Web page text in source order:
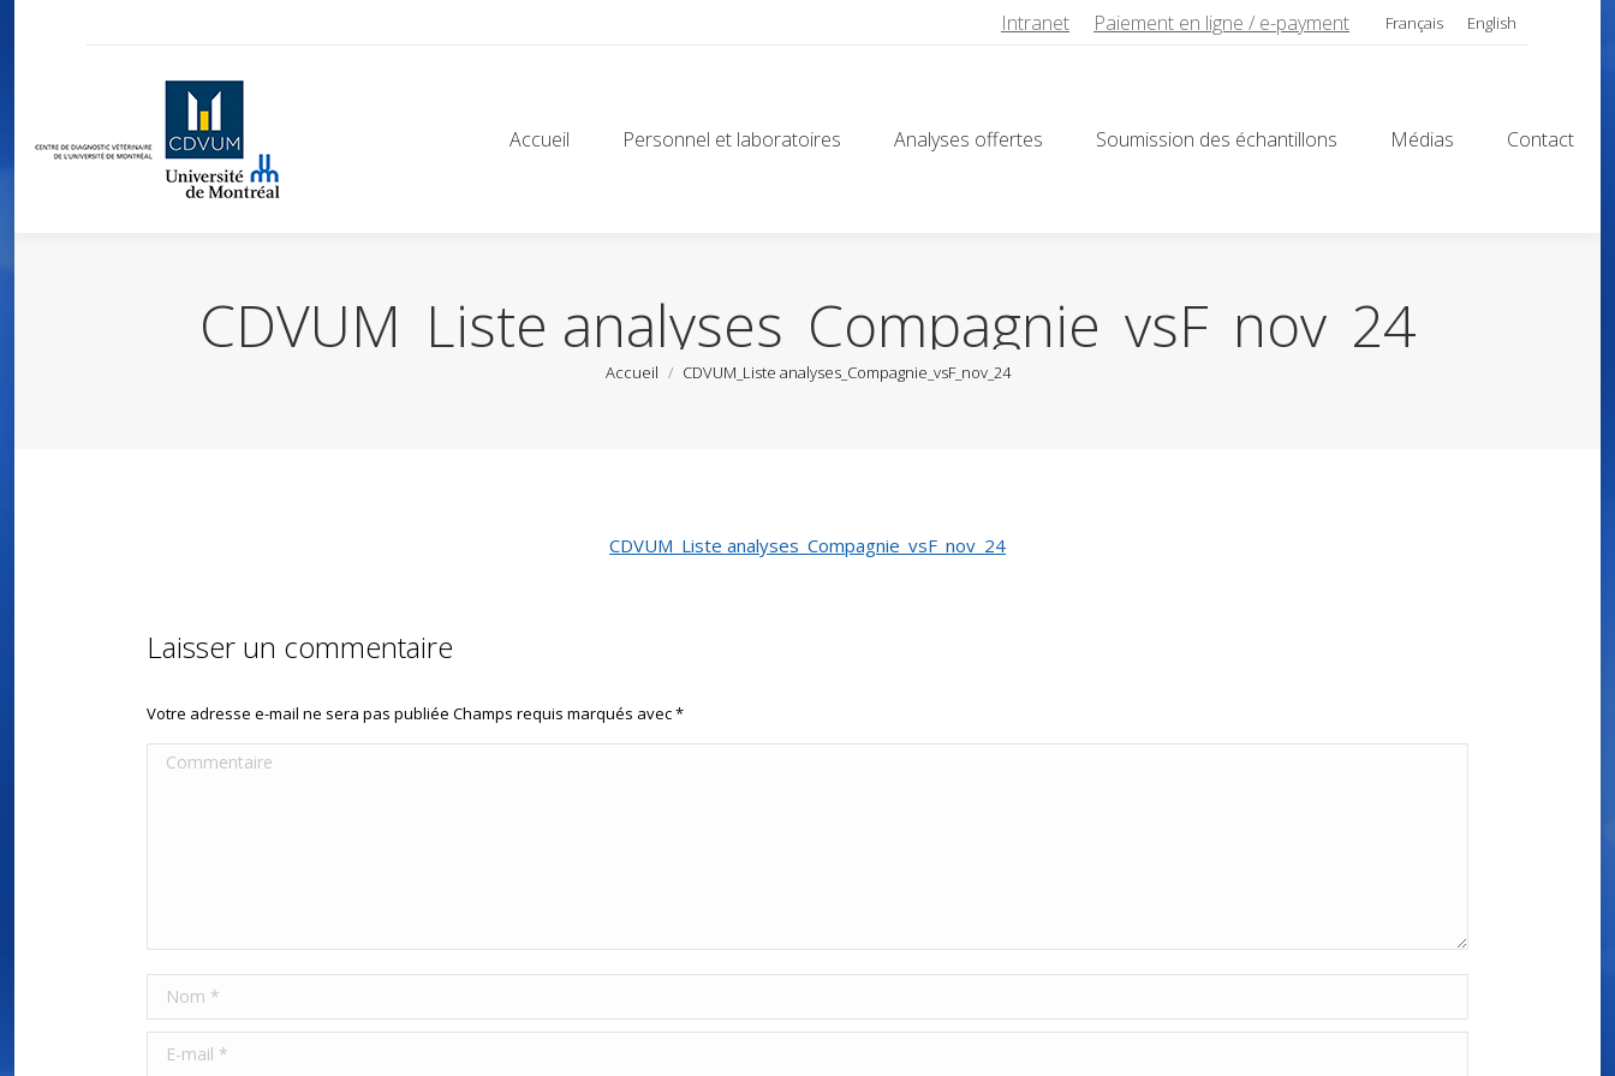
Intranet Paiement en ligne / e-payment Français English
Accueil Personnel et laboratoires Analyses offertes Soumission des échantillons Médias Contact
CDVUM_Liste analyses_Compagnie_vsF_nov_24
Vous êtes ici :
Accueil CDVUM_Liste analyses_Compagnie_vsF_nov_24
CDVUM_Liste analyses_Compagnie_vsF_nov_24
Laisser un commentaire
Votre adresse e-mail ne sera pas publiée Champs requis marqués avec*
Commentaire
Nom *
E-mail *
Analyses offertes Soumission des échantillons Médias Contact